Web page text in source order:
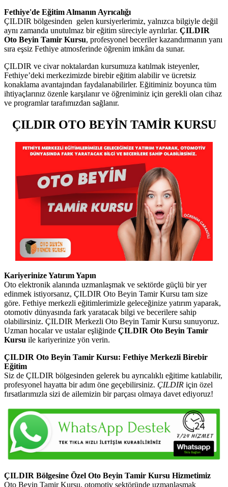
Fethiye'de Eğitim Almanın Ayrıcalığı
ÇILDIR bölgesinden gelen kursiyerlerimiz, yalnızca bilgiyle değil
aynı zamanda unutulmaz bir eğitim süreciyle ayrılırlar. ÇILDIR
Oto Beyin Tamir Kursu, profesyonel beceriler kazandırmanın yanı
sıra eşsiz Fethiye atmosferinde öğrenim imkânı da sunar.
ÇILDIR ve civar noktalardan kursumuza katılmak isteyenler,
Fethiye’deki merkezimizde birebir eğitim alabilir ve ücretsiz
konaklama avantajından faydalanabilirler. Eğitiminiz boyunca tüm
ihtiyaçlarınız özenle karşılanır ve öğreniminiz için gerekli olan cihaz
ve programlar tarafımızdan sağlanır.
ÇILDIR OTO BEYİN TAMİR KURSU
Kariyerinize Yatırım Yapın
Oto elektronik alanında uzmanlaşmak ve sektörde güçlü bir yer
edinmek istiyorsanız, ÇILDIR Oto Beyin Tamir Kursu tam size
göre. Fethiye merkezli eğitimlerimizle geleceğinize yatırım yaparak,
otomotiv dünyasında fark yaratacak bilgi ve becerilere sahip
olabilirsiniz. ÇILDIR Merkezli Oto Beyin Tamir Kursu sunuyoruz.
Uzman hocalar ve ustalar eşliğinde ÇILDIR Oto Beyin Tamir
Kursu ile kariyerinize yön verin.
ÇILDIR Oto Beyin Tamir Kursu: Fethiye Merkezli Birebir
Eğitim
Siz de ÇILDIR bölgesinden gelerek bu ayrıcalıklı eğitime katılabilir,
profesyonel hayatta bir adım öne geçebilirsiniz. ÇILDIR için özel
fırsatlarımızla sizi de ailemizin bir parçası olmaya davet ediyoruz!
ÇILDIR Bölgesine Özel Oto Beyin Tamir Kursu Hizmetimiz
Oto Beyin Tamir Kursu, otomotiv sektöründe uzmanlaşmak